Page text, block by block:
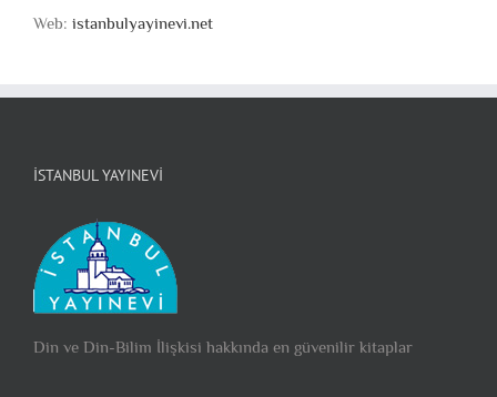
Web: istanbulyayinevi.net
İSTANBUL YAYINEVI
Din ve Din-Bilim İlişkisi hakkında en güvenilir kitaplar